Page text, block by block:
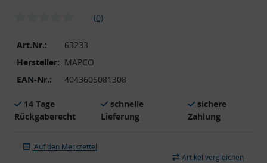
(0)
Art.Nr.:
63233
Hersteller: MAPCO
EAN-Nr.:
4043605081308
14 Tage
Rückgaberecht
schnelle
Lieferung
sichere
Zahlung
Auf den Merkzettel
Artikel vergleichen